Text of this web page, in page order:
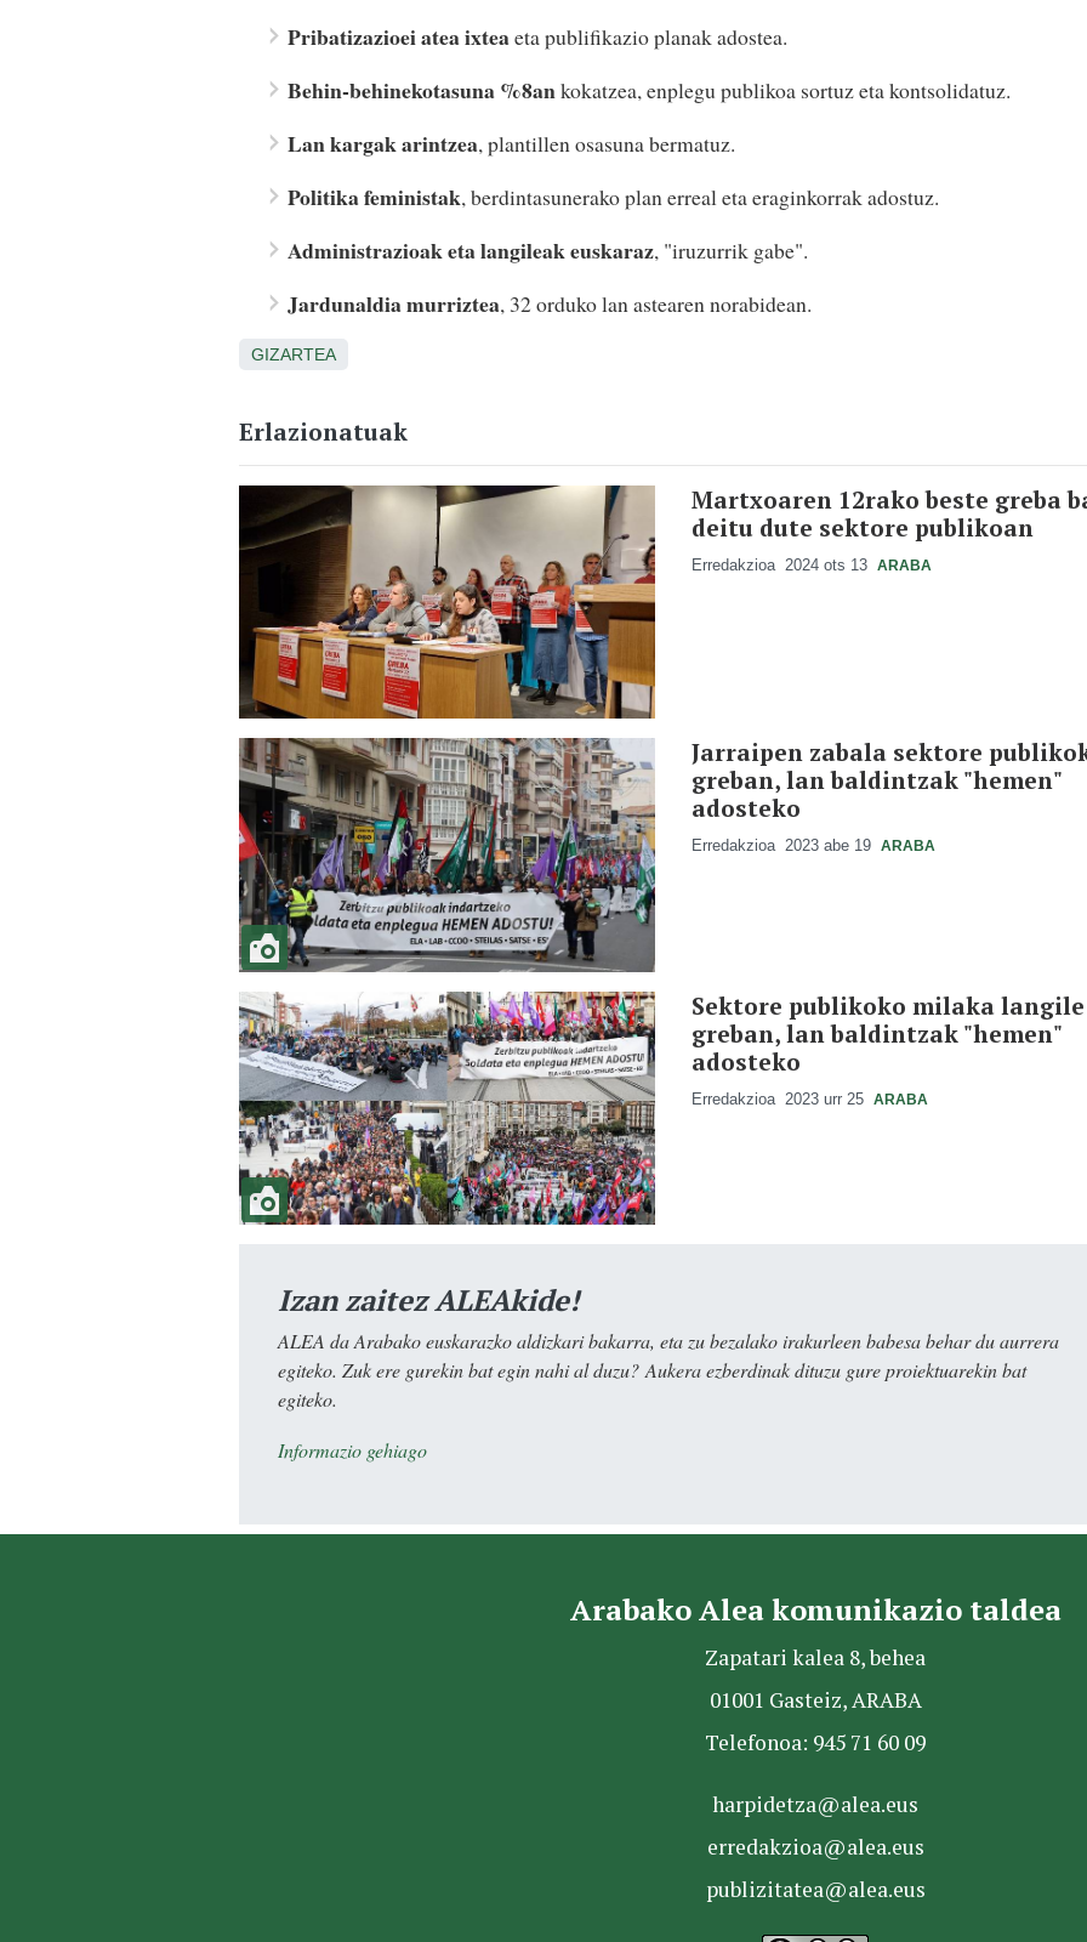
Pribatizazioei atea ixteaeta publifikazio planak adostea.
Behin-behinekotasuna %8ankokatzea, enplegu publikoa sortuz eta kontsolidatuz.
Lan kargak arintzea, plantillen osasuna bermatuz.
Politika feministak, berdintasunerako plan erreal eta eraginkorrak adostuz.
Administrazioak eta langileak euskaraz, "iruzurrik gabe".
Jardunaldia murriztea, 32 orduko lan astearen norabidean.
GIZARTEA
Erlazionatuak
Martxoaren 12rako beste greba
deitu dute sektore publikoan
Erredakzioa 2024 ots 13 ARABA
Jarraipen zabala sektore
greban, lan baldintzak "hemen"
adosteko
Erredakzioa 2023 abe 19 ARABA
Sektore publikoko milaka langile
greban, lan baldintzak "hemen"
adosteko
Erredakzioa 2023 urr 25 ARABA
Izan zaitez ALEAkide!
ALEA da Arabako euskarazko aldizkari bakarra, eta zu bezalako irakurleen babesa behar du aurrera
egiteko. Zuk ere gurekin bat egin nahi al duzu? Aukera ezberdinak dituzu gure proiektuarekin bat
egiteko.
Informazio gehiago
Arabako Alea komunikazio taldea
Zapatari kalea 8, behea
01001 Gasteiz, ARABA
Telefonoa: 945 71 60 09
harpidetza@alea.eus
erredakzioa@alea.eus
publizitatea@alea.eus